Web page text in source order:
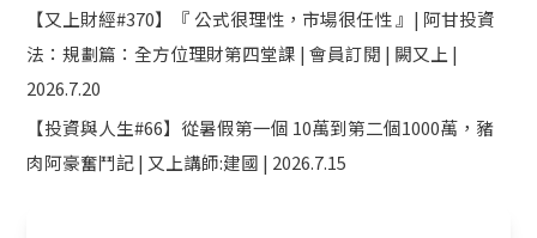
【又上財經#370】『 公式很理性，市場很任性 』| 阿甘投資
法：規劃篇：全方位理財第四堂課 | 會員訂閱 | 闕又上 |
2026.7.20
【投資與人生#66】從暑假第一個 10萬到第二個1000萬，豬
肉阿豪奮鬥記 | 又上講師:建國 | 2026.7.15